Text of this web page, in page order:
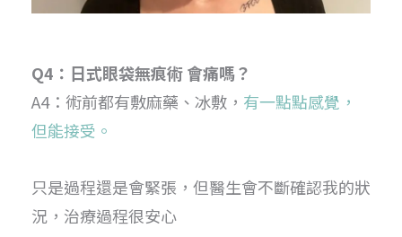
Q4：日式眼袋無痕術 會痛嗎？
A4：術前都有敷麻藥、冰敷， 有一點點感覺，
但能接受。
只是過程還是會緊張，但醫生會不斷確認我的狀
況，治療過程很安心